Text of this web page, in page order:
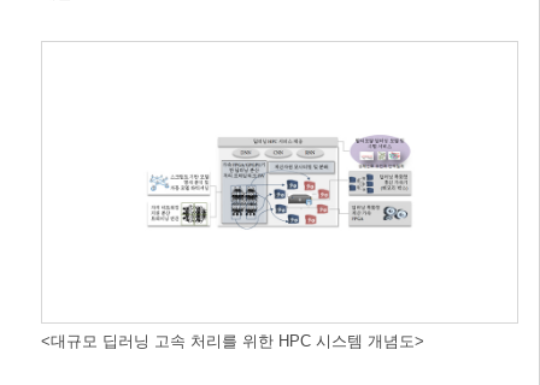
<대규모 딥러닝 고속 처리를 위한 HPC 시스템 개념도>